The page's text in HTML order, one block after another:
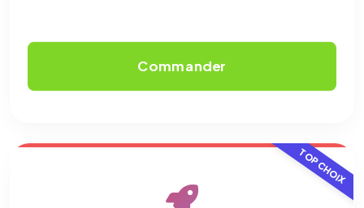
Commander
TOP CHOIX